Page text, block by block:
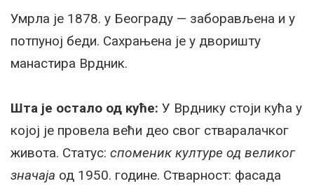
Умрла је 1878. у Београду — заборављена и у
потпуној беди. Сахрањена је у дворишту
манастира Врдник.
Шта је остало од куће: У Врднику стоји кућа у
којој је провела већи део свог стваралачког
живота. Статус: споменик културе од великог
значаја од 1950. године. Стварност: фасада